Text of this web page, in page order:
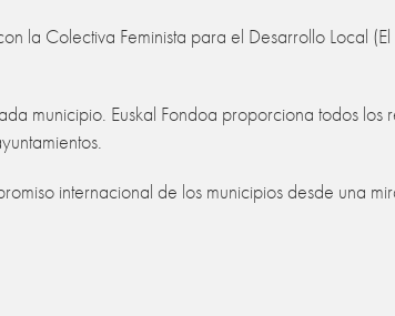
la Colectiva Feminista para el Desarrollo Local
municipio. Euskal Fondoa proporciona todos los
internacional de los municipios desde una